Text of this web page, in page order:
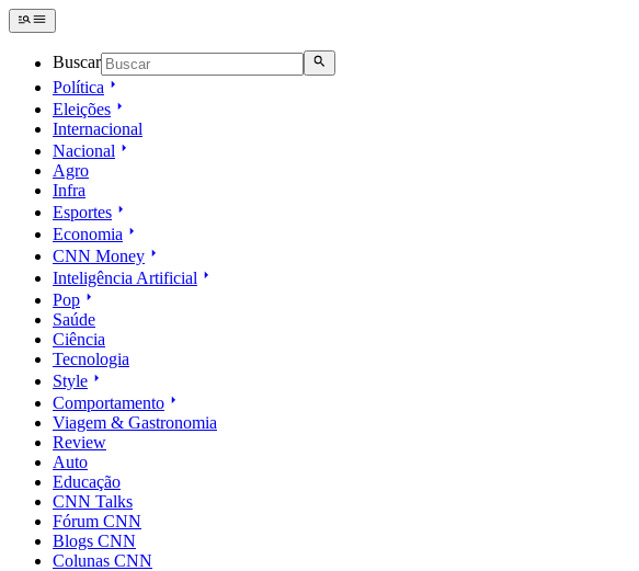
Buscar
Política
Eleições
Internacional
Nacional
Agro
Infra
Esportes
Economia
CNN Money
Inteligência Artificial
Pop
Saúde
Ciência
Tecnologia
Style
Comportamento
Viagem & Gastronomia
Review
Auto
Educação
CNN Talks
Fórum CNN
Blogs CNN
Colunas CNN